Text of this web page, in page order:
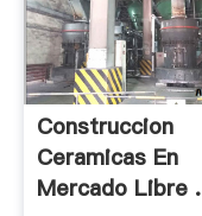
Construccion
Ceramicas En
Mercado Libre .